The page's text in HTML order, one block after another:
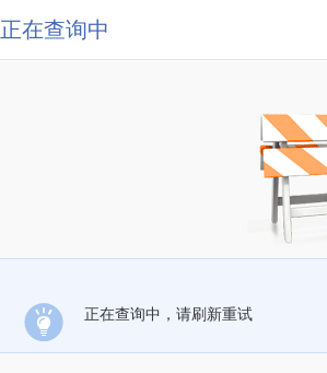
正在查询中
正在查询中，请刷新重试